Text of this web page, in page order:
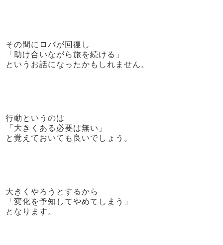
その間にロバが回復し
「助け合いながら旅を続ける」
というお話になったかもしれません。
行動というのは
「大きくある必要は無い」
と覚えておいても良いでしょう。
大きくやろうとするから
「変化を予知してやめてしまう」
となります。